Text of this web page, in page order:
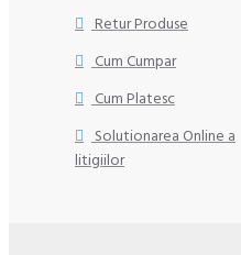
Retur Produse
Cum Cumpar
Cum Platesc
Solutionarea Online a
litigiilor